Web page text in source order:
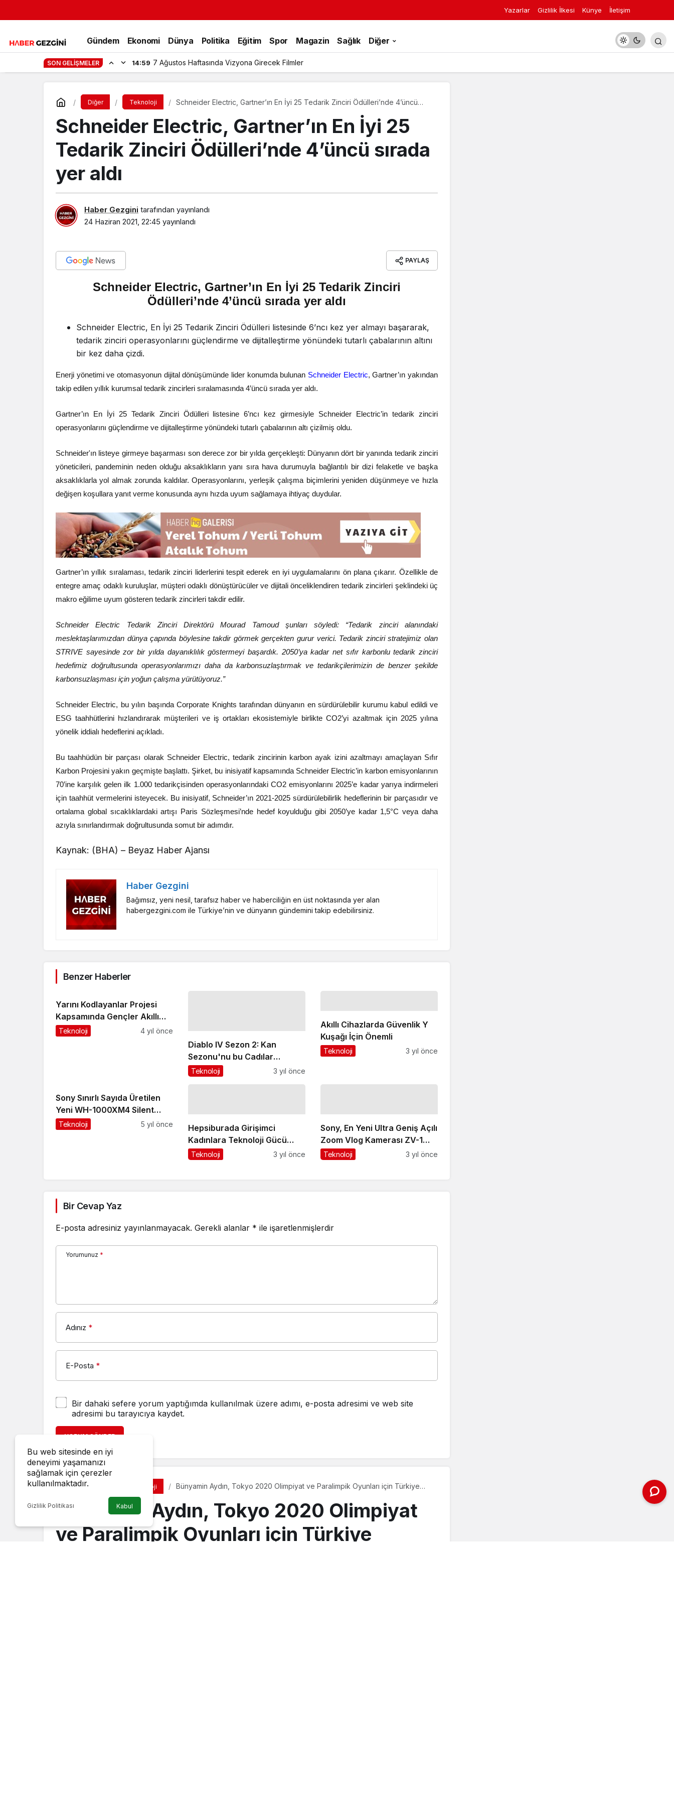
Yazarlar Gizlilik İlkesi Künye İletişim
Gündem Ekonomi Dünya Politika Eğitim Spor Magazin Sağlık Diğer
SON GELIŞMELER 14:59 7 Ağustos Haftasında Vizyona Girecek Filmler
Diğer Teknoloji
Schneider Electric, Gartner’ın En İyi 25 Tedarik Zinciri Ödülleri’nde 4’üncü
Schneider Electric, Gartner’ın En İyi 25
Tedarik Zinciri Ödülleri’nde 4’üncü sırada
yer aldı
Haber Gezgini tarafından yayınlandı
24 Haziran 2021, 22:45 yayınlandı
PAYLAŞ
Schneider Electric, Gartner’ın En İyi 25 Tedarik Zinciri
Ödülleri’nde 4’üncü sırada yer aldı
Schneider Electric, En İyi 25 Tedarik Zinciri Ödülleri listesinde 6’ncı kez yer almayı başararak,
tedarik zinciri operasyonlarını güçlendirme ve dijitalleştirme yönündeki tutarlı çabalarının altını
bir kez daha çizdi.
Enerji yönetimi ve otomasyonun dijital dönüşümünde lider konumda bulunan Schneider Electric, Gartner’ın yakından
takip edilen yıllık kurumsal tedarik zincirleri sıralamasında 4’üncü sırada yer aldı.
Gartner’ın En İyi 25 Tedarik Zinciri Ödülleri listesine 6’ncı kez girmesiyle Schneider Electric’in tedarik zinciri
operasyonlarını güçlendirme ve dijitalleştirme yönündeki tutarlı çabalarının altı çizilmiş oldu.
Schneider'ın listeye girmeye başarması son derece zor bir yılda gerçekleşti: Dünyanın dört bir yanında tedarik zinciri
yöneticileri, pandeminin neden olduğu aksaklıkların yanı sıra hava durumuyla bağlantılı bir dizi felaketle ve başka
aksaklıklarla yol almak zorunda kaldılar. Operasyonlarını, yerleşik çalışma biçimlerini yeniden düşünmeye ve hızla
değişen koşullara yanıt verme konusunda aynı hızda uyum sağlamaya ihtiyaç duydular.
Gartner’ın yıllık sıralaması, tedarik zinciri liderlerini tespit ederek en iyi uygulamalarını ön plana çıkarır. Özellikle de
entegre amaç odaklı kuruluşlar, müşteri odaklı dönüştürücüler ve dijitali önceliklendiren tedarik zincirleri şeklindeki üç
makro eğilime uyum gösteren tedarik zincirleri takdir edilir.
Schneider Electric Tedarik Zinciri Direktörü Mourad Tamoud şunları söyledi: “Tedarik zinciri alanındaki
meslektaşlarımızdan dünya çapında böylesine takdir görmek gerçekten gurur verici. Tedarik zinciri stratejimiz olan
STRIVE sayesinde zor bir yılda dayanıklılık göstermeyi başardık. 2050’ya kadar net sıfır karbonlu tedarik zinciri
hedefimiz doğrultusunda operasyonlarımızı daha da karbonsuzlaştırmak ve tedarikçilerimizin de benzer şekilde
karbonsuzlaşması için yoğun çalışma yürütüyoruz.”
Schneider Electric, bu yılın başında Corporate Knights tarafından dünyanın en sürdürülebilir kurumu kabul edildi ve
ESG taahhütlerini hızlandırarak müşterileri ve iş ortakları ekosistemiyle birlikte CO2’yi azaltmak için 2025 yılına
yönelik iddialı hedeflerini açıkladı.
Bu taahhüdün bir parçası olarak Schneider Electric, tedarik zincirinin karbon ayak izini azaltmayı amaçlayan Sıfır
Karbon Projesini yakın geçmişte başlattı. Şirket, bu inisiyatif kapsamında Schneider Electric’in karbon emisyonlarının
70’ine karşılık gelen ilk 1.000 tedarikçisinden operasyonlarındaki CO2 emisyonlarını 2025’e kadar yarıya indirmeleri
için taahhüt vermelerini isteyecek. Bu inisiyatif, Schneider’ın 2021-2025 sürdürülebilirlik hedeflerinin bir parçasıdır ve
ortalama global sıcaklıklardaki artışı Paris Sözleşmesi’nde hedef koyulduğu gibi 2050’ye kadar 1,5°C veya daha
azıyla sınırlandırmak doğrultusunda somut bir adımdır.
Kaynak: (BHA) – Beyaz Haber Ajansı
Haber Gezgini
Bağımsız, yeni nesil, tarafsız haber ve haberciliğin en üst noktasında yer alan
habergezgini.com ile Türkiye’nin ve dünyanın gündemini takip edebilirsiniz.
Benzer Haberler
Yarını Kodlayanlar Projesi
Kapsamında Gençler Akıllı
Şehirler İçin Fikir Üretti
Teknoloji 4 yıl önce
Diablo IV Sezon 2: Kan
Sezonu'nu bu Cadılar
Bayramı'nda oynamanız
Teknoloji 3 yıl önce
Akıllı Cihazlarda Güvenlik Y
Kuşağı İçin Önemli
Teknoloji 3 yıl önce
Sony Sınırlı Sayıda Üretilen
Yeni WH-1000XM4 Silent
White Kablosuz Kulaklığı
Teknoloji 5 yıl önce
Hepsiburada Girişimci
Kadınlara Teknoloji Gücü
programı 7. yılını kutluyor
Teknoloji 3 yıl önce
Sony, En Yeni Ultra Geniş Açılı
Zoom Vlog Kamerası ZV-1
II'yi Duyurdu
Teknoloji 3 yıl önce
Bir Cevap Yaz
E-posta adresiniz yayınlanmayacak. Gerekli alanlar * ile işaretlenmişlerdir
Yorumunuz *
Adınız *
E-Posta *
Bir dahaki sefere yorum yaptığımda kullanılmak üzere adımı, e-posta adresimi ve web site
adresimi bu tarayıcıya kaydet.
YORUM GÖNDER
Diğer Teknoloji
Bünyamin Aydın, Tokyo 2020 Olimpiyat ve Paralimpik Oyunları için Türkiye
Bünyamin Aydın, Tokyo 2020 Olimpiyat
ve Paralimpik Oyunları için Türkiye
Bu web sitesinde en iyi
deneyimi yaşamanızı
sağlamak için çerezler
kullanılmaktadır.
Gizlilik Politikası Kabul